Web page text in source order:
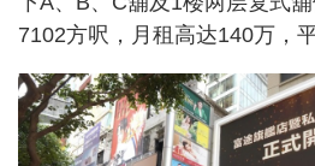
7102方呎，月租高达140万，